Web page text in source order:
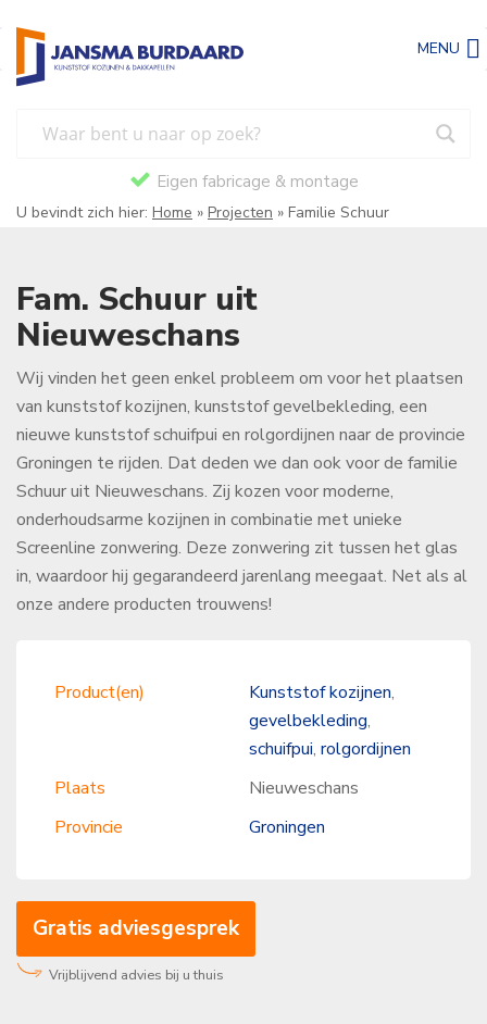
MENU
Eigen fabricage & montage
U bevindt zich hier: Home » Projecten » Familie Schuur
Fam. Schuur uit
Nieuweschans
Wij vinden het geen enkel probleem om voor het plaatsen
van kunststof kozijnen, kunststof gevelbekleding, een
nieuwe kunststof schuifpui en rolgordijnen naar de provincie
Groningen te rijden. Dat deden we dan ook voor de familie
Schuur uit Nieuweschans. Zij kozen voor moderne,
onderhoudsarme kozijnen in combinatie met unieke
Screenline zonwering. Deze zonwering zit tussen het glas
in, waardoor hij gegarandeerd jarenlang meegaat. Net als al
onze andere producten trouwens!
Product(en) Kunststof kozijnen,
gevelbekleding,
schuifpui, rolgordijnen
Plaats
Nieuweschans
Provincie
Groningen
Gratis adviesgesprek
Vrijblijvend advies bij u thuis